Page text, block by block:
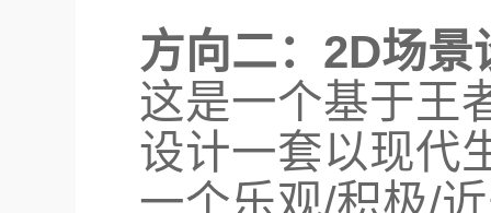
方向二：2D场景
这是一个基于王
设计一套以现代
一个乐观/积极/